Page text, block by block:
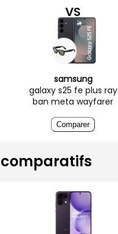
VS
samsung
galaxy s25 fe plus ray
ban meta wayfarer
Comparer